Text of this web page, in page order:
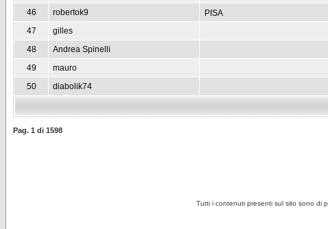
46
robertok9 PISA
47
gilles
48
Andrea Spinelli
49
mauro
50
diabolik74
Pag. 1 di 1598
Tutti i contenuti presenti sul sito sono di